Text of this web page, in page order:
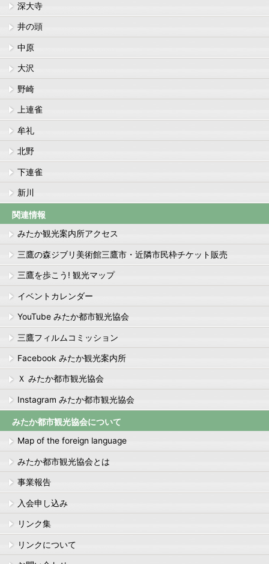
深大寺
井の頭
中原
大沢
野崎
上連雀
牟礼
北野
下連雀
新川
関連情報
みたか観光案内所アクセス
三鷹の森ジブリ美術館三鷹市・近隣市民枠チケット販売
三鷹を歩こう! 観光マップ
イベントカレンダー
YouTube みたか都市観光協会
三鷹フィルムコミッション
Facebook みたか観光案内所
Ｘ みたか都市観光協会
Instagram みたか都市観光協会
みたか都市観光協会について
Map of the foreign language
みたか都市観光協会とは
事業報告
入会申し込み
リンク集
リンクについて